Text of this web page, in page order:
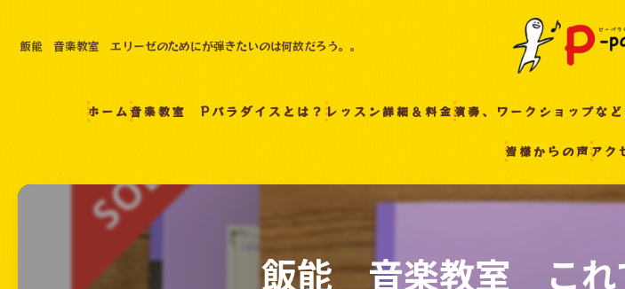
飯能 音楽教室 エリーゼのためにが弾きたいのは何故だろう。。
ホーム音楽教室 Pパラダイスとは？ レッスン詳細＆料金演奏、ワークショップな
皆様からの声アク
飯能 音楽教室 これ